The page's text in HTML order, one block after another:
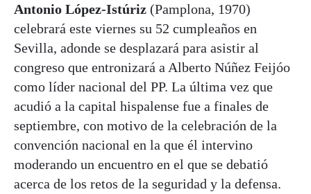
Antonio López-Istúriz (Pamplona, 1970)
celebrará este viernes su 52 cumpleaños en
Sevilla, adonde se desplazará para asistir al
congreso que entronizará a Alberto Núñez Feijóo
como líder nacional del PP. La última vez que
acudió a la capital hispalense fue a finales de
septiembre, con motivo de la celebración de la
convención nacional en la que él intervino
moderando un encuentro en el que se debatió
acerca de los retos de la seguridad y la defensa.